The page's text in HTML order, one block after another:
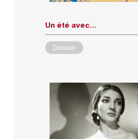
Un été avec…
Dossier